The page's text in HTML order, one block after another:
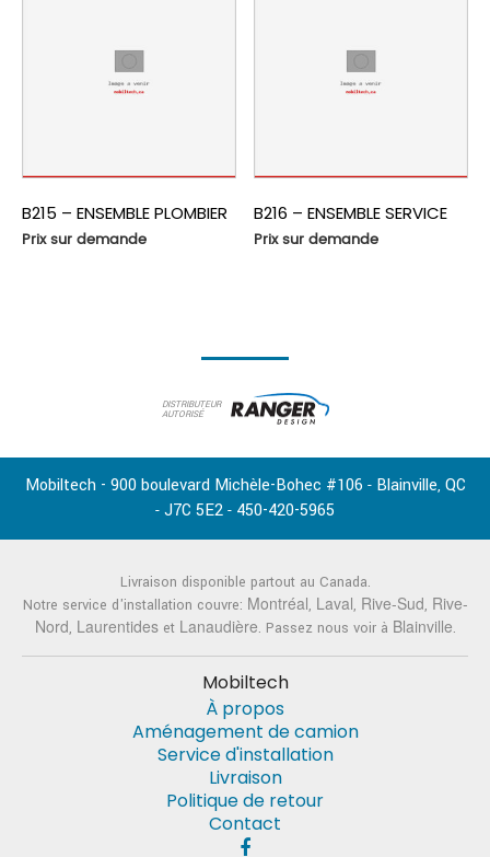
B215 – ENSEMBLE PLOMBIER
Prix sur demande
B216 – ENSEMBLE SERVICE
Prix sur demande
DISTRIBUTEUR
AUTORISÉ
Mobiltech - 900 boulevard Michèle-Bohec #106 - Blainville, QC
- J7C 5E2 - 450-420-5965
Livraison disponible partout au Canada.
Notre service d'installation couvre: Montréal, Laval, Rive-Sud, Rive-
Nord, Laurentideset Lanaudière. Passez nous voir à Blainville.
Mobiltech
À propos
Aménagement de camion
Service d'installation
Livraison
Politique de retour
Contact